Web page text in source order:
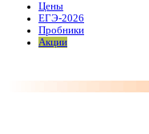
Цены
ЕГЭ-2026
Пробники
Акции